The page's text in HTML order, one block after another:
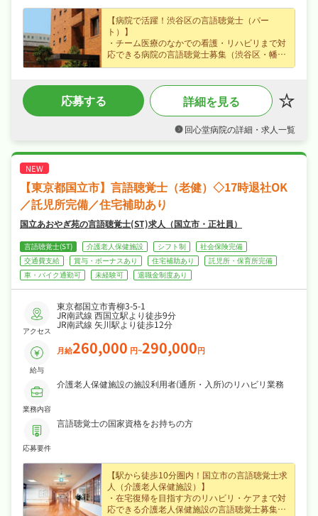
【病院で活躍！渋谷区の言語聴覚士（パー
ト）】
・チーム医療のなかでの看護・リハビリまで対
応できる病院の言語聴覚士募集（渋谷区・幡ヶ
谷駅から徒歩1分）、専門性を存分に発揮でき
・時給2,000円のパート・アルバイト求人、ラ
イフスタイルに合わせて無理なく働けます◎
・シフト制でメリハリよく働け、ワークライフ
・社会保険完備が揃い、安心して長く働ける環
応募する 詳細を見る
回心堂病院の詳細・求人一覧
【東京都国立市】言語聴覚士（老健）◇17時退社OK
／託児所完備／住宅補助あり
国立あおやぎ苑の言語聴覚士(ST)求人（国立市・正社員）
言語聴覚士(ST) 介護老人保健施設 シフト制
社会保険完備
交通費支給
賞与・ボーナスあり 住宅補助あり
託児所・保育所完備
車・バイク通勤可
未経験可 退職金制度あり
アクセス
東京都国立市青柳3-5-1
JR南武線 西国立駅より徒歩9分
JR南武線 矢川駅より徒歩12分
給与
月給260,000 円~290,000円
業務内容
介護老人保健施設の施設利用者(通所・入所)のリハビリ業務
応募要件
言語聴覚士の国家資格をお持ちの方
【駅から徒歩10分圏内！国立市の言語聴覚士求
人（介護老人保健施設）】
・在宅復帰を目指す方のリハビリ・ケアまで対
応できる介護老人保健施設の言語聴覚士募集